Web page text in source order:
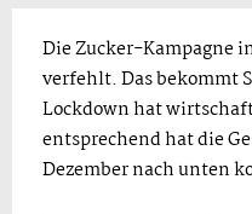
Die Zucker-Kampagne
verfehlt. Das bekommt
Lockdown hat
entsprechend hat die
Dezember nach unten